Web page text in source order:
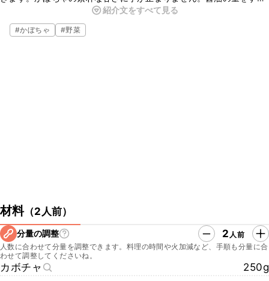
し多めに入れるとご飯のおかずとしてもできます。皮付きのままのほ
うが崩れにくいです。
紹介文をすべて見る
#かぼちゃ #野菜
材料（2人前）
分量の調整 2 人前
人数に合わせて分量を調整できます。料理の時間や火加減など、手順も分量に合
わせて調整してくださいね。
カボチャ 250g